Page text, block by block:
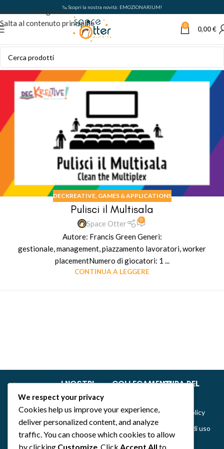
Salta alla navigazione
Salta al contenuto principale
🦦 Scopri la nostra novità: EMOZIONARIUM!
0 0,00€
DECKREATIVE, GAMES & APPLICATIONS
Pulisci il Multisala
Space Otter 0
Autore: Francis Green Generi:
gestionale, management, piazzamento lavoratori, worker
placementNumero di giocatori: 1 ...
CONTINUA A LEGGERE
I NOSTRI
Dance of Muses
DecKreative
COLLEGAMENTI
Notizie
CURA DEL
Cookie Policy
Politiche di uso
del sito,
We respect your privacy
Cookies help us improve your experience,
deliver personalized content, and analyze
traffic. You can choose which cookies to allow
by clicking Customize. Click Accept All to